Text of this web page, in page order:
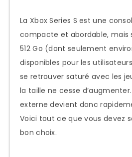
durs Xbox Series S
Top 10 des disques
Xbox Series S en 2025
Compatibilité et
disques durs externes
Les meilleurs disques
Xbox Series S en 2025
La Xbox Series S est une
compacte et abordable, mais
512 Go (dont seulement
disponibles pour les
se retrouver saturé avec les
la taille ne cesse
externe devient donc
Voici tout ce que vous devez
bon choix.